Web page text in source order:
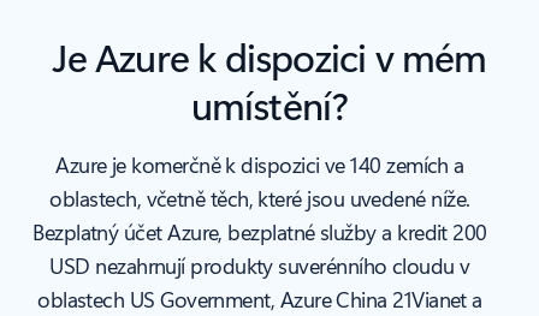
Je Azure k dispozici v mém
umístění?
Azure je komerčně k dispozici ve 140 zemích a
oblastech, včetně těch, které jsou uvedené níže.
Bezplatný účet Azure, bezplatné služby a kredit 200
USD nezahrnují produkty suverénního cloudu v
oblastech US Government, Azure China 21Vianet a